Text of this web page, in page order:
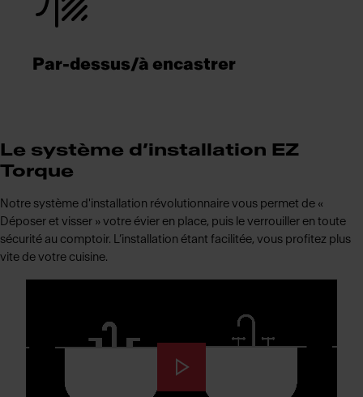
Par-dessus/à encastrer
Le système d’installation EZ
Torque
Notre système d'installation révolutionnaire vous permet de «
Déposer et visser » votre évier en place, puis le verrouiller en toute
sécurité au comptoir. L’installation étant facilitée, vous profitez plus
vite de votre cuisine.